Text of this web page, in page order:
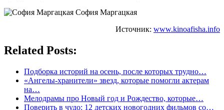
София Маргацкая
Источник: www.kinoafisha.info
Related Posts:
Подборка историй на осень, после которых трудно…
«Ангелы-хранители» звезд, которые помогли актерам
на…
Мелодрамы про Новый год и Рождество, которые…
Поверить в чудо: 12 детских новогодних фильмов со…